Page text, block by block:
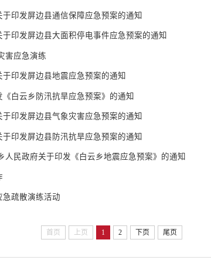
印发屏边县通信保障应急预案的通知
印发屏边县大面积停电事件应急预案的通知
害应急演练
印发屏边县地震应急预案的通知
白云乡防汛抗旱应急预案》的通知
印发屏边县气象灾害应急预案的通知
印发屏边县防汛抗旱应急预案的通知
人民政府关于印发《白云乡地震应急预案》的通知
急疏散演练活动
首页 上页 1 2 下页 尾页